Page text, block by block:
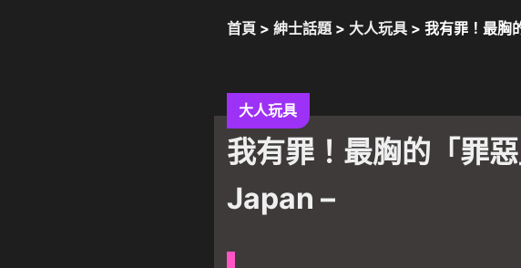
首頁 > 紳士話題> 大人玩具> 我有罪！最胸
大人玩具
我有罪！最胸的「罪
Japan –